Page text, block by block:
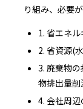
り組み、必要
1. 省エネ
2. 省資源(
3. 廃棄物
物排出量削
4. 会社周